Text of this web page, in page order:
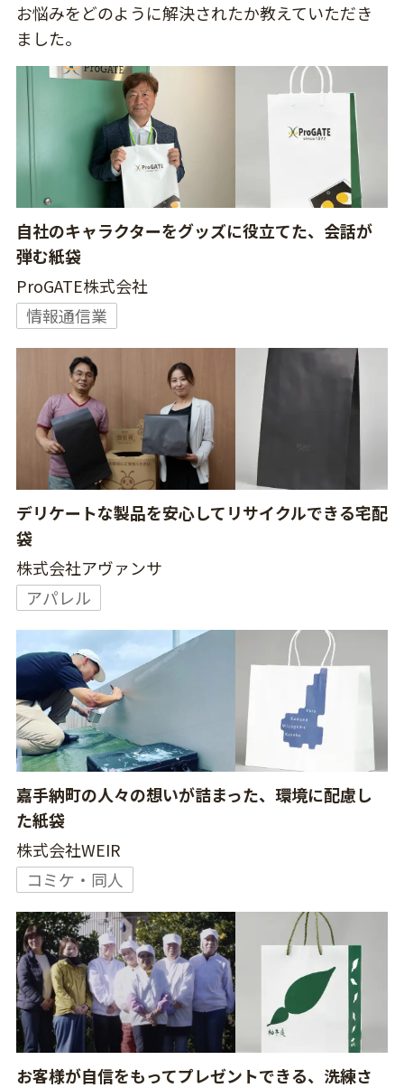
お悩みをどのように解決されたか教えていただき
ました。
自社のキャラクターをグッズに役立てた、会話が
弾む紙袋
ProGATE株式会社
情報通信業
デリケートな製品を安心してリサイクルできる宅配
袋
株式会社アヴァンサ
アパレル
嘉手納町の人々の想いが詰まった、環境に配慮し
た紙袋
株式会社WEIR
コミケ・同人
お客様が自信をもってプレゼントできる、洗練さ